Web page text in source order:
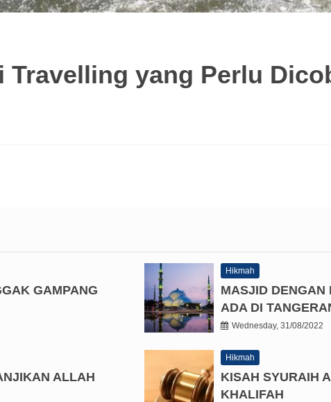
Travelling yang Perlu
GAMPANG
Hikmah
MASJID DENGAN
ADA DI
Wednesday, 31/08/2022
ALLAH
Hikmah
KISAH SYURAIH
KHALIFAH